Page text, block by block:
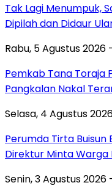
Tak Lagi Menumpuk,
Dipilah dan Didaur
Rabu, 5 Agustus 2026
Pemkab Tana Toraja
Pangkalan Nakal
Selasa, 4 Agustus
Perumda Tirta Buisun
Direktur Minta Warga
Senin, 3 Agustus 2026